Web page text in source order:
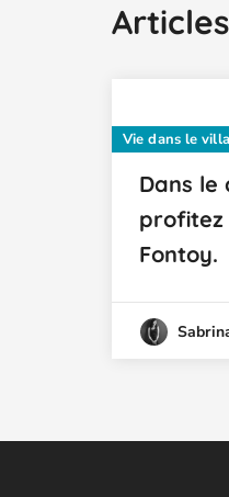
Vie dans le
Dans le
profitez
Fontoy.